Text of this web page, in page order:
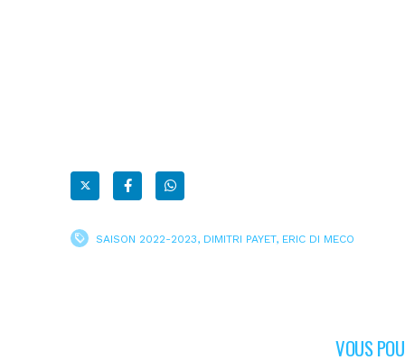
SAISON 2022-2023, DIMITRI PAYET, ERIC DI MECO
VOUS